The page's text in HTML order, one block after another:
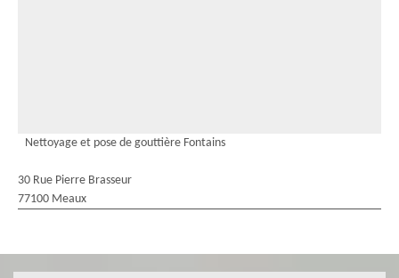
Nettoyage et pose de gouttière Fontains
30 Rue Pierre Brasseur
77100 Meaux